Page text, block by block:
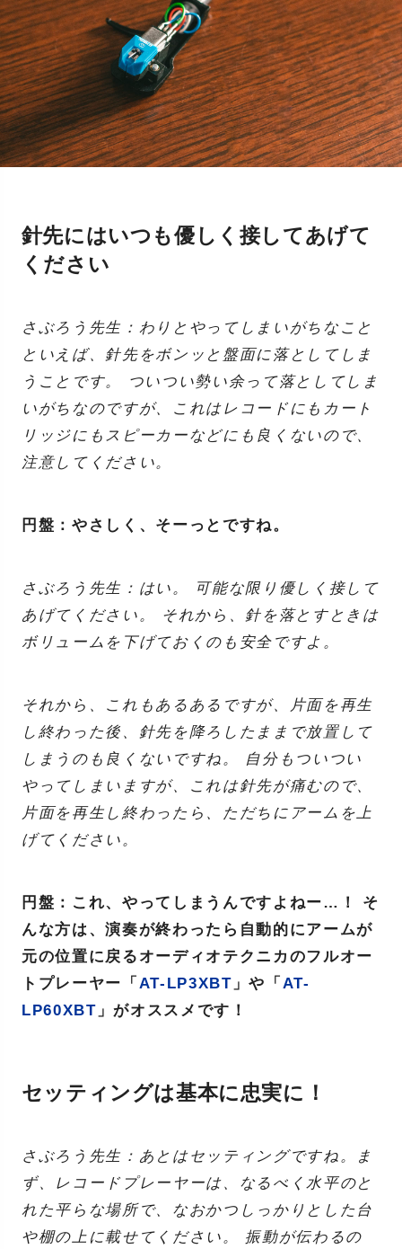
針先にはいつも優しく接してあげて
ください
さぶろう先生：わりとやってしまいがちなこと
といえば、針先をボンッと盤面に落としてしま
うことです。 ついつい勢い余って落としてしま
いがちなのですが、これはレコードにもカート
リッジにもスピーカーなどにも良くないので、
注意してください。
円盤：やさしく、そーっとですね。
さぶろう先生：はい。 可能な限り優しく接して
あげてください。 それから、針を落とすときは
ボリュームを下げておくのも安全ですよ。
それから、これもあるあるですが、片面を再生
し終わった後、針先を降ろしたままで放置して
しまうのも良くないですね。 自分もついつい
やってしまいますが、これは針先が痛むので、
片面を再生し終わったら、ただちにアームを上
げてください。
円盤：これ、やってしまうんですよねー…！ そ
んな方は、演奏が終わったら自動的にアームが
元の位置に戻るオーディオテクニカのフルオー
トプレーヤー「 AT-LP3XBT 」や「 AT-
LP60XBT 」がオススメです！
セッティングは基本に忠実に！
さぶろう先生：あとはセッティングですね。ま
ず、レコードプレーヤーは、なるべく水平のと
れた平らな場所で、なおかつしっかりとした台
や棚の上に載せてください。 振動が伝わるの